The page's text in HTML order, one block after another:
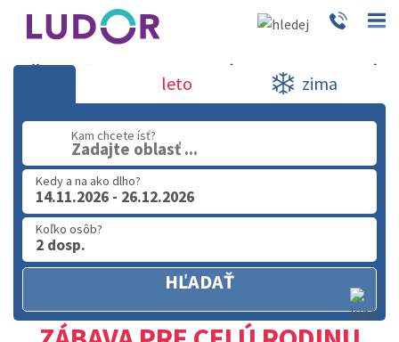
Špeciálna ponuka - ZÁBAVA PRE CELÚ
02 2063 3182
leto zima
Kam chcete ísť?
Zadajte oblasť ...
Kedy a na ako dlho?
14.11.2026 - 26.12.2026
Koľko osôb?
2 dosp.
HĽADAŤ